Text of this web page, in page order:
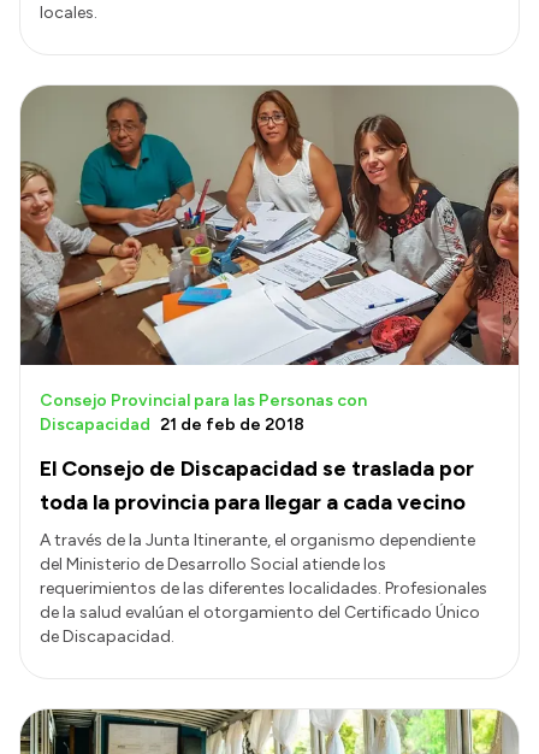
locales.
El Consejo de Discapacidad se traslada por
toda la provincia para llegar a cada vecino
Consejo Provincial para las Personas con
Discapacidad 21 de feb de 2018
A través de la Junta Itinerante, el organismo dependiente
del Ministerio de Desarrollo Social atiende los
requerimientos de las diferentes localidades. Profesionales
de la salud evalúan el otorgamiento del Certificado Único
de Discapacidad.